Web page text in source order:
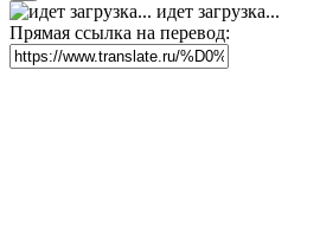
идет загрузка...
Прямая ссылка на перевод: